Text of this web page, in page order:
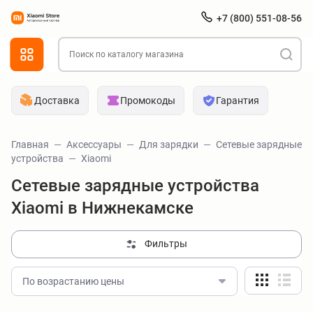
+7 (800) 551-08-56
Доставка Промокоды Гарантия
Главная Аксессуары Для зарядки
Сетевые зарядные
устройства
Xiaomi
Сетевые зарядные устройства
Xiaomi в Нижнекамске
Фильтры
По возрастанию цены